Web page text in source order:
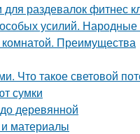
раздевалок фитнес
усилий.
комнатой. Преимущества
Что такое световой
сумки
деревянной
материалы